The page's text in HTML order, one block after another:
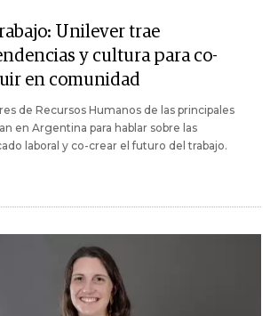
Unilever trae
y cultura para co-
en comunidad
de Recursos Humanos de las principales
en Argentina para hablar sobre las
laboral y co-crear el futuro del trabajo.